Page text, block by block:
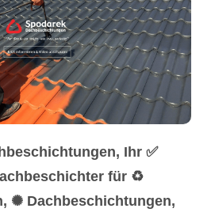
Ihr ✅
für ♻
✺ Dachbeschichtungen,